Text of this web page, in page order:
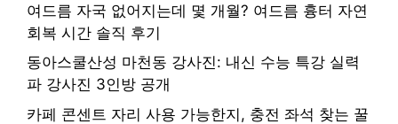
여드름 자국 없어지는데 몇 개월? 여드름 흉터 자연
회복 시간 솔직 후기
동아스쿨산성 마천동 강사진: 내신 수능 특강 실력
파 강사진 3인방 공개
카페 콘센트 자리 사용 가능한지, 충전 좌석 찾는 꿀